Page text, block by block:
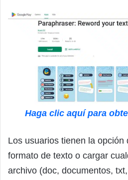
Haga clic aquí para
Los usuarios tienen la opción
formato de texto o cargar
archivo (doc, documentos,